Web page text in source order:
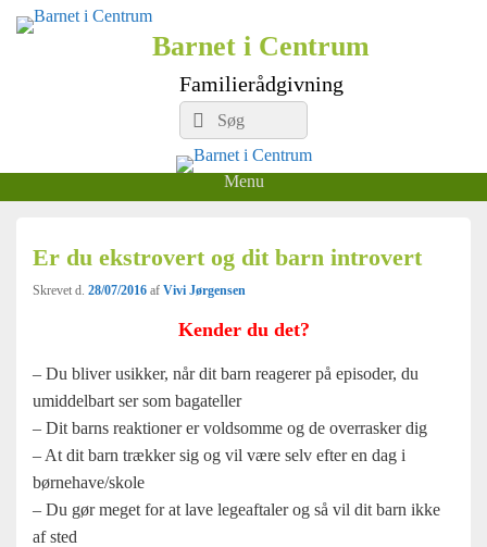
Barnet i Centrum
Familierådgivning
Search
for:
Søg
Menu
Er du ekstrovert og dit barn introvert
Skrevet d. 28/07/2016 af Vivi Jørgensen
Kender du det?
– Du bliver usikker, når dit barn reagerer på episoder, du
umiddelbart ser som bagateller
– Dit barns reaktioner er voldsomme og de overrasker dig
– At dit barn trækker sig og vil være selv efter en dag i
børnehave/skole
– Du gør meget for at lave legeaftaler og så vil dit barn ikke
af sted